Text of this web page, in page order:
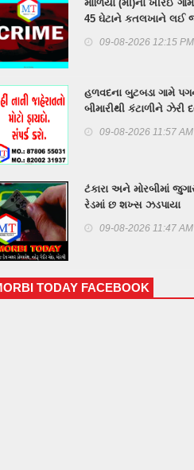
માળિયા (મી)ના ખીરઈ
45 ઘેટાને કતલખાને લઈ
09-08-2026 12:15 PM
હળવદના બુટબડા ગામે
બીમારીથી કંટાળીને ઝેરી
વૃદ્ધનું મોત
09-08-2026 11:57 AM
ટંકારા અને મોરબીમાં
રેડમાં છ શખ્સ ઝડપાયા
09-08-2026 11:47 AM
TODAY FACEBOOK